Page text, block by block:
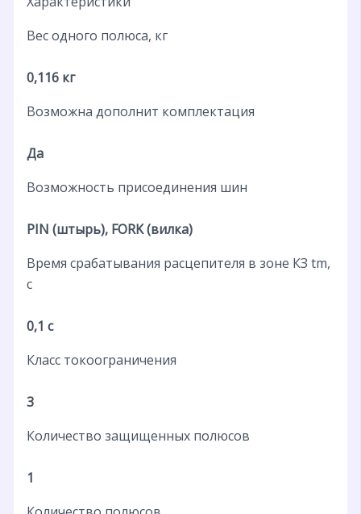
Вес одного полюса, кг
0,116 кг
Возможна дополнит комплектация
Да
Возможность присоединения шин
PIN (штырь), FORK (вилка)
Время срабатывания расцепителя в зоне КЗ tm,
с
0,1 с
Класс токоограничения
3
Количество защищенных полюсов
1